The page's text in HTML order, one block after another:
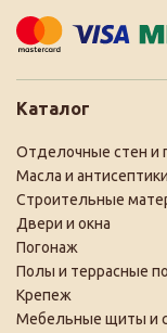
Каталог
Отделочные стен и
Масла и антисептики
Строительные
Двери и окна
Погонаж
Полы и террасные
Крепеж
Мебельные щиты и